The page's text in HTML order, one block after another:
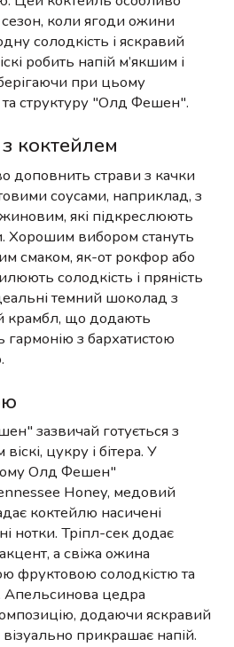
сезон, коли ягоди ожини
солодкість і яскравий
робить напій м’якшим і
при цьому
та структуру "Олд Фешен".
коктейлем
доповнить страви з качки
соусами, наприклад, з
які підкреслюють
Хорошим вибором стануть
смаком, як-от рокфор або
солодкість і пряність
темний шоколад з
крамбл, що додають
гармонію з бархатистою
зазвичай готується з
цукру і бітера. У
Олд Фешен"
Honey, медовий
коктейлю насичені
нотки. Тріпл-сек додає
а свіжа ожина
фруктовою солодкістю та
цедра
додаючи яскравий
прикрашає напій.